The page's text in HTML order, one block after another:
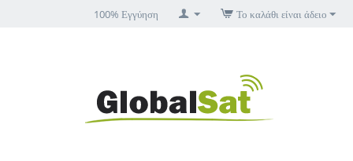
Το καλάθι είναι άδειο
100% Εγγύηση